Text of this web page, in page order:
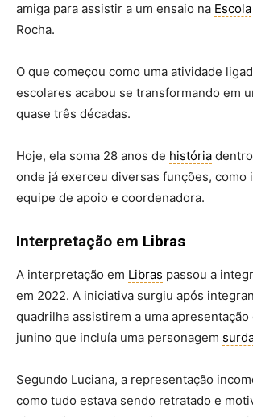
amiga para assistir a um ensaio na Escola
Rocha.
O que começou como uma atividade
escolares acabou se transformando em
quase três décadas.
Hoje, ela soma 28 anos de história
onde já exerceu diversas funções, como
equipe de apoio e coordenadora.
Interpretação em Libras
A interpretação em Libras passou a
em 2022. A iniciativa surgiu após
quadrilha assistirem a uma
junino que incluía uma personagem
Segundo Luciana, a representação
como tudo estava sendo retratado e